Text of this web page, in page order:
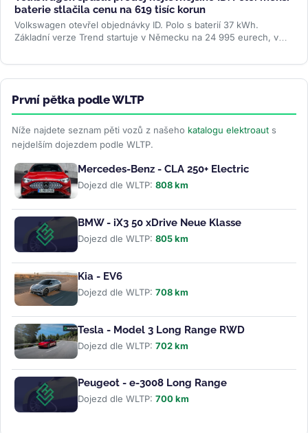
baterie stlačila cenu na 619 tisíc korun
Volkswagen otevřel objednávky ID. Polo s baterií 37 kWh.
Základní verze Trend startuje v Německu na 24 995 eurech, v
První pětka podle WLTP
Níže najdete seznam pěti vozů z našeho katalogu elektroaut s
nejdelším dojezdem podle WLTP.
Mercedes-Benz - CLA 250+ Electric
Dojezd dle WLTP: 808 km
BMW - iX3 50 xDrive Neue Klasse
Dojezd dle WLTP: 805 km
Kia - EV6
Dojezd dle WLTP: 708 km
Tesla - Model 3 Long Range RWD
Dojezd dle WLTP: 702 km
Peugeot - e-3008 Long Range
Dojezd dle WLTP: 700 km